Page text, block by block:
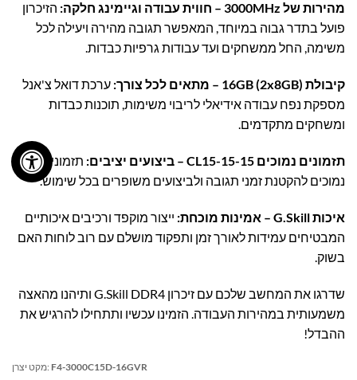
מהירות של 3000MHz – חווית עבודה וגיימינג חלקה:
הזיכרון
פועל בתדר גבוה במיוחד, המאפשר תגובה מהירה ויעילה לכל
משימה, החל ממשחקים ועד עבודות גרפיות כבדות.
קיבולת 16GB (2x8GB) – מתאים לכל צורך:
ערכת דואל צ'אנל
מספקת נפח עבודה אידיאלי לריבוי משימות, תוכנות כבדות
ומשחקים מתקדמים.
תזמונים נמוכים CL15-15-15 – ביצועים יציבים:
תזמוני CAS
נמוכים להקטנת זמני תגובה ולביצועים משופרים בכל שימוש.
איכות G.Skill – אמינות מוכחת:
ייצור מוקפד ורכיבים איכותיים
המבטיחים עמידות לאורך זמן ותפקוד מושלם עם רוב לוחות האם
בשוק.
שדרגו את המחשב שלכם עם זיכרון G.Skill DDR4 ותיהנו מהאצה
משמעותית במהירות העבודה. הזמינו עכשיו ותתחילו להרגיש את
ההבדל!
מקט יצרן: F4-3000C15D-16GVR